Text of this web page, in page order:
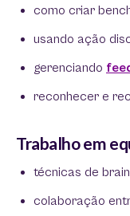
como criar
usando ação
gerenciando
reconhecer e
Trabalho em
técnicas de
colaboração